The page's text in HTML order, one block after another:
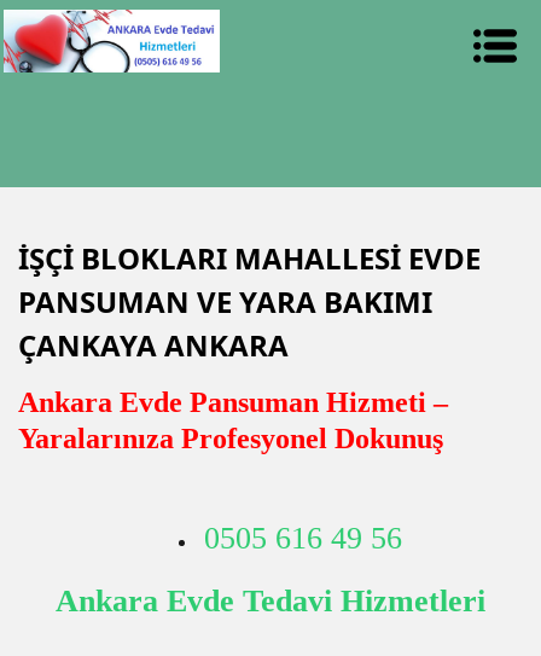
İŞÇİ BLOKLARI MAHALLESİ EVDE
PANSUMAN VE YARA BAKIMI
ÇANKAYA ANKARA
Ankara Evde Pansuman Hizmeti –
Yaralarınıza Profesyonel Dokunuş
0505 616 49 56
Ankara Evde Tedavi Hizmetleri